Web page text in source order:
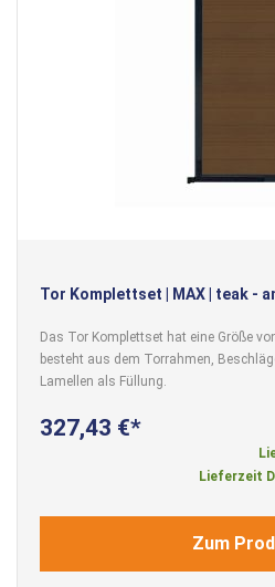
Tor Komplettset | MAX | teak -
Das Tor Komplettset hat eine Größe
besteht aus dem Torrahmen,
Lamellen als Füllung.
327,43 €
Lieferzeit
Zum